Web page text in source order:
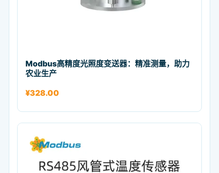
Modbus高精度光照度变送器：精准测量，助力
农业生产
¥328.00